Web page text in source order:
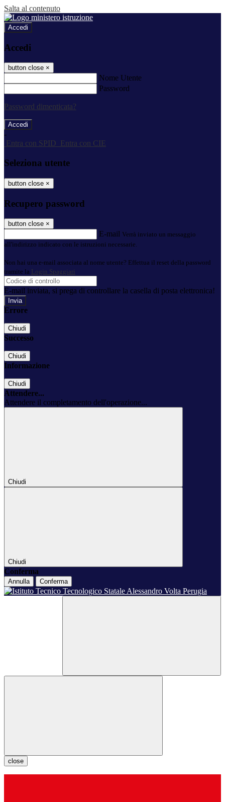
Salta al contenuto
Accedi
Accedi
button close ×
Nome Utente
Password
Password dimenticata?
-
Entra con SPID
Entra con CIE
Seleziona utente
button close ×
Recupero password
button close ×
E-mail Verrà inviato un messaggio
all'indirizzo indicato con le istruzioni necessarie.
Non hai una e-mail associata al nome utente? Effettua il reset della password
tramite la Login Spaggiari
E-mail inviata, si prega di controllare la casella di posta elettronica!
Errore
Chiudi
Successo
Chiudi
Informazione
Chiudi
Attendere...
Attendere il completamento dell'operazione...
Chiudi
Chiudi
Conferma
Annulla Conferma
close